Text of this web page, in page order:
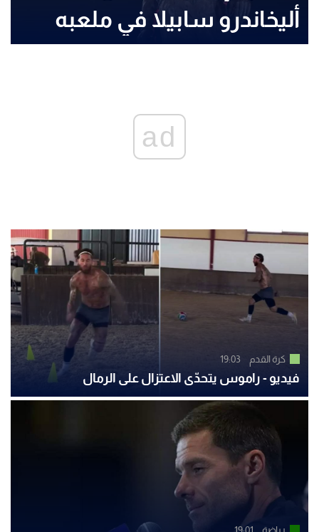
أليخاندرو سابيلا في ملعبه
ad
كرة القدم 19:03
فيديو - راموس يتحدّى الاعتزال على الرمال